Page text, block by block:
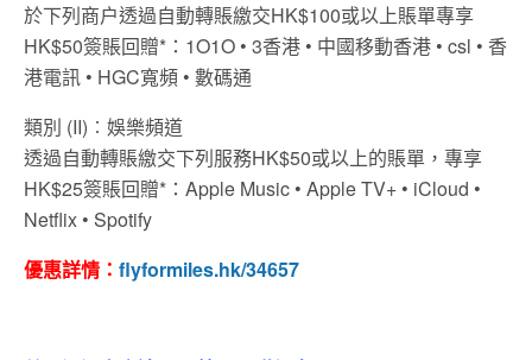
於下列商户透過自動轉賬繳交HK$100或以上賬單專享
HK$50簽賬回贈*：1O1O • 3香港 • 中國移動香港 • csl • 香
港電訊 • HGC寬頻 • 數碼通
類別 (II)︰娛樂頻道
透過自動轉賬繳交下列服務HK$50或以上的賬單，專享
HK$25簽賬回贈*：Apple Music • Apple TV+ • iCloud •
Netflix • Spotify
優惠詳情： flyformiles.hk/34657